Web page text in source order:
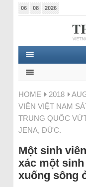
06 08 2026
HOME 2018
VIÊN VIỆT NAM
TRUNG QUỐC
JENA, ĐỨC.
Một sinh
xác một
xuống sông